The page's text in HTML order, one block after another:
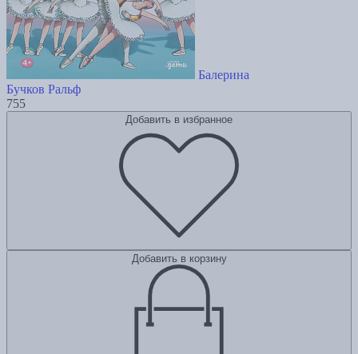
Балерина
Бучков Ральф
755
Добавить в избранное
Добавить в корзину